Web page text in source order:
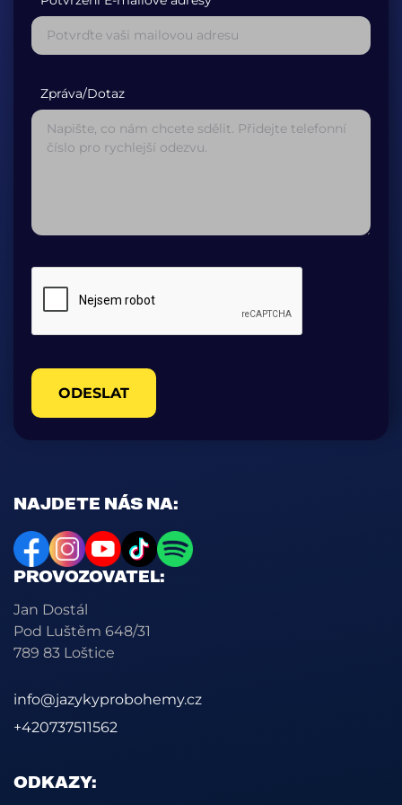
NAJDETE NÁS NA:
PROVOZOVATEL:
Jan Dostál
Pod Luštěm 648/31
789 83 Loštice
info@jazykyprobohemy.cz
+420737511562
ODKAZY:
Zpráva/Dotaz
ODESLAT